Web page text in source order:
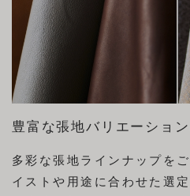
豊富な張地バリエーショ
多彩な張地ラインナップを
イストや用途に合わせた選